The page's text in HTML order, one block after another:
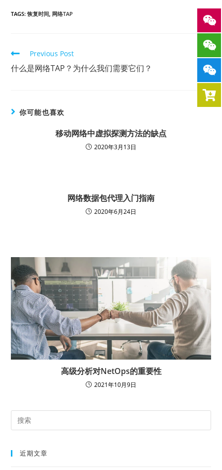
TAGS:恢复时间 网络TAP
Previous Post
什么是网络TAP？为什么我们需要它们？
你可能也喜欢
移动网络中虚拟探测方法的缺点
2020年3月13日
网络数据包代理入门指南
2020年6月24日
高级分析对NetOps的重要性
2021年10月9日
近期文章